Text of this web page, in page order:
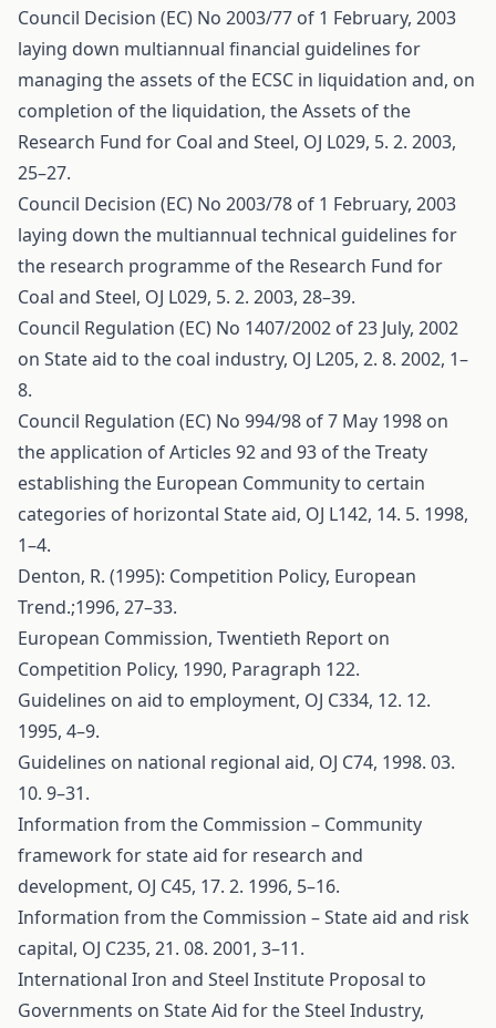
Council Decision (EC) No 2003/77 of 1 February, 2003
laying down multiannual financial guidelines for
managing the assets of the ECSC in liquidation and, on
completion of the liquidation, the Assets of the
Research Fund for Coal and Steel, OJ L029, 5. 2. 2003,
25–27.
Council Decision (EC) No 2003/78 of 1 February, 2003
laying down the multiannual technical guidelines for
the research programme of the Research Fund for
Coal and Steel, OJ L029, 5. 2. 2003, 28–39.
Council Regulation (EC) No 1407/2002 of 23 July, 2002
on State aid to the coal industry, OJ L205, 2. 8. 2002, 1–
8.
Council Regulation (EC) No 994/98 of 7 May 1998 on
the application of Articles 92 and 93 of the Treaty
establishing the European Community to certain
categories of horizontal State aid, OJ L142, 14. 5. 1998,
1–4.
Denton, R. (1995): Competition Policy, European
Trend.;1996, 27–33.
European Commission, Twentieth Report on
Competition Policy, 1990, Paragraph 122.
Guidelines on aid to employment, OJ C334, 12. 12.
1995, 4–9.
Guidelines on national regional aid, OJ C74, 1998. 03.
10. 9–31.
Information from the Commission – Community
framework for state aid for research and
development, OJ C45, 17. 2. 1996, 5–16.
Information from the Commission – State aid and risk
capital, OJ C235, 21. 08. 2001, 3–11.
International Iron and Steel Institute Proposal to
Governments on State Aid for the Steel Industry,